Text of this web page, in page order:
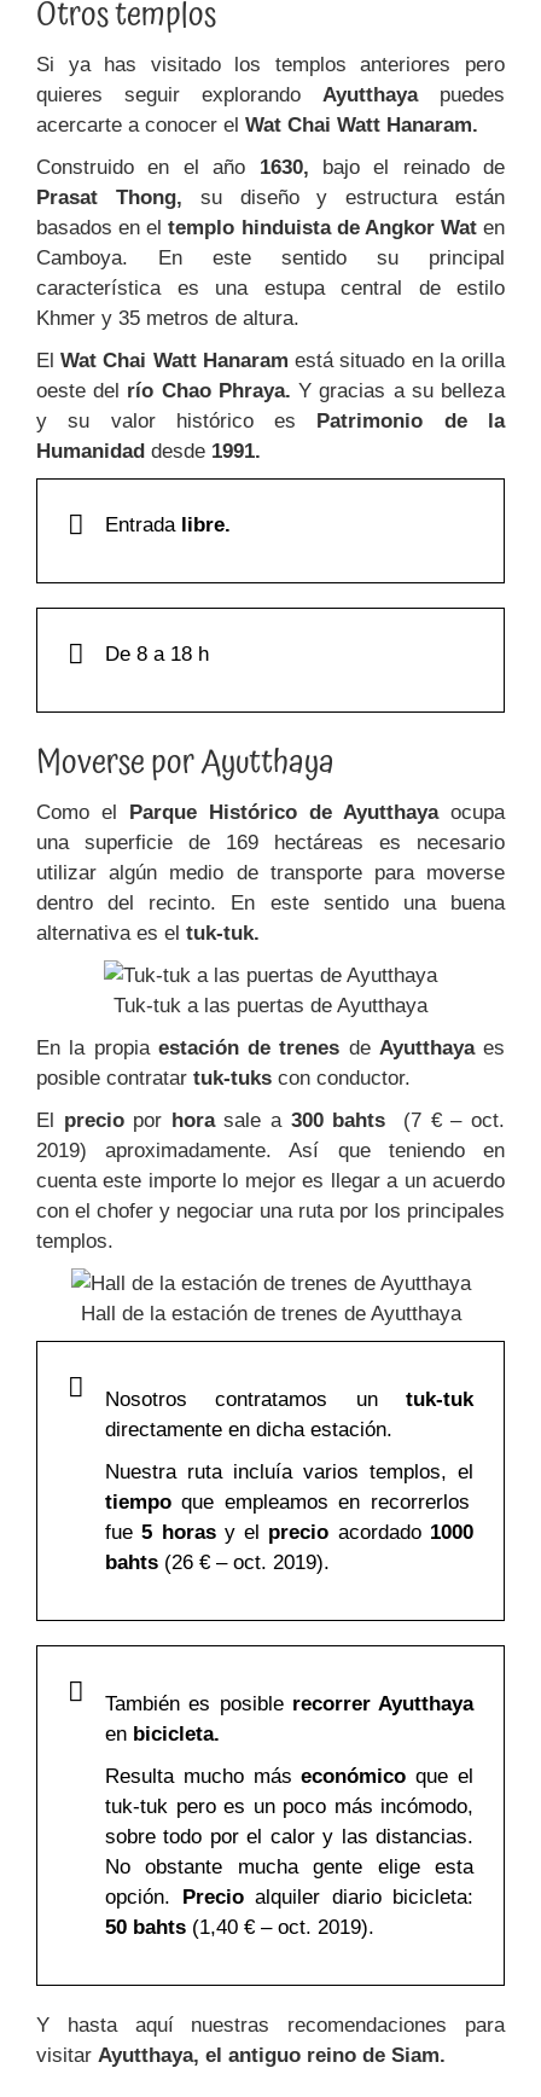
Otros templos
Si ya has visitado los templos anteriores pero
quieres seguir explorando Ayutthayapuedes
acercarte a conocer el Wat Chai Watt Hanaram.
Construido en el año 1630,
bajo el reinado de
Prasat Thong, su diseño y estructura están
basados en eltemplo hinduista de Angkor Waten
Camboya.
En este sentido su principal
característica es una estupa central de estilo
Khmer y 35 metros de altura.
ElWat Chai Watt Hanaram está situado en la orilla
oeste del río Chao Phraya. Y gracias a su belleza
y su valor histórico es
Patrimonio de la
Humanidad desde 1991.
Entradalibre.
De 8 a 18 h
Moverse por Ayutthaya
Como el Parque Histórico de Ayutthayaocupa
una superficie de 169 hectáreas es necesario
utilizar algún medio de transporte para moverse
dentro del recinto. En este sentido una buena
alternativa es el tuk-tuk.
Tuk-tuk a las puertas de Ayutthaya
En la propia estación de trenes de Ayutthayaes
posible contratar tuk-tuks con conductor.
El preciopor horasale a300 bahts
(7 € – oct.
2019) aproximadamente. Así que teniendo en
cuenta este importe lo mejor es llegar a un acuerdo
con el chofer y negociar una ruta por los principales
templos.
Hall de la estación de trenes de Ayutthaya
Nosotros contratamos un tuk-tuk
directamente en dicha estación.
Nuestra ruta incluía varios templos, el
tiempo que empleamos en recorrerlos
fue5 horasy el precio acordado 1000
bahts (26 € – oct. 2019).
También es posible recorrer Ayutthaya
en bicicleta.
Resulta mucho máseconómico que el
tuk-tuk pero es un poco más incómodo,
sobre todo por el calor y las distancias.
No obstante mucha gente elige esta
opción.
Precioalquiler diario bicicleta:
50 bahts (1,40 € – oct. 2019).
Y hasta aquí nuestras recomendaciones para
visitar Ayutthaya, el antiguo reino de Siam.